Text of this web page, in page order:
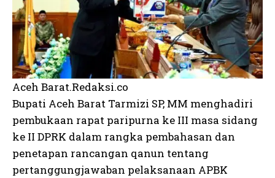
Aceh Barat.Redaksi.co
Bupati Aceh Barat Tarmizi SP, MM menghadiri
pembukaan rapat paripurna ke III masa sidang
ke II DPRK dalam rangka pembahasan dan
penetapan rancangan qanun tentang
pertanggungjawaban pelaksanaan APBK